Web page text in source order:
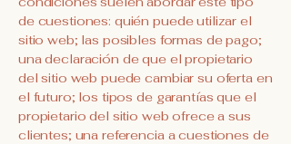
de cuestiones: quién puede utilizar el
sitio web; las posibles formas de pago;
una declaración de que el propietario
del sitio web puede cambiar su oferta en
el futuro; los tipos de garantías que el
propietario del sitio web ofrece a sus
clientes; una referencia a cuestiones de